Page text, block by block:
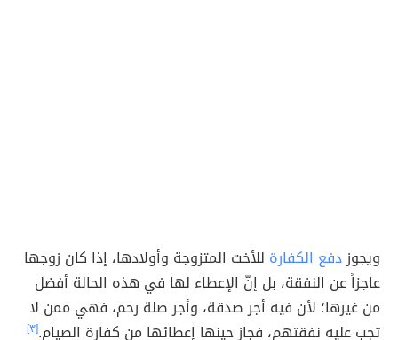
ويجوزدفع الكفارة للأخت المتزوجة وأولادها، إذا كان زوجها
عاجزاً عن النفقة، بل إنّ الإعطاء لها في هذه الحالة أفضل
من غيرها؛ لأن فيه أجر صدقة، وأجر صلة رحم، فهي ممن لا
تجب عليه نفقتهم، فجاز حينها إعطائها من كفارة الصيام.[٣]